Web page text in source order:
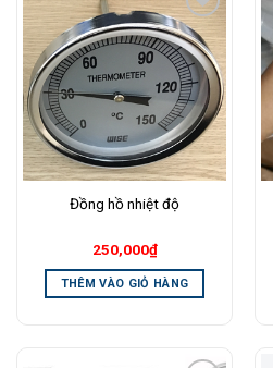
Add to
Wishlist
Đồng hồ nhiệt độ
250,000₫
THÊM VÀO GIỎ HÀNG